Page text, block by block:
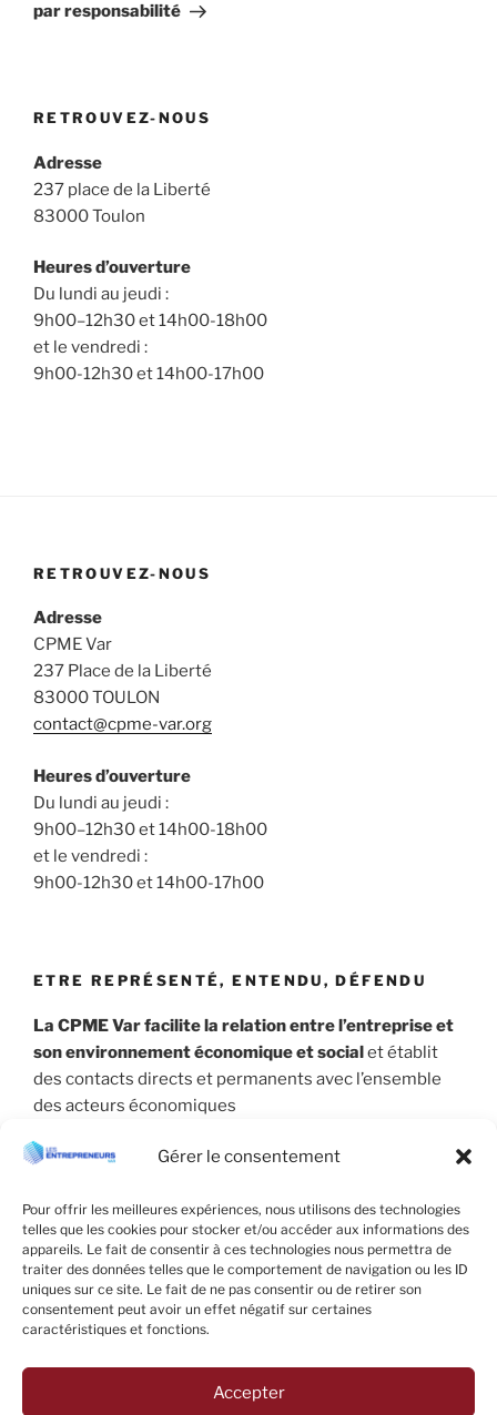
Gérer le consentement
Pour offrir les meilleures expériences, nous utilisons des technologies
telles que les cookies pour stocker et/ou accéder aux informations des
appareils. Le fait de consentir à ces technologies nous permettra de
traiter des données telles que le comportement de navigation ou les ID
uniques sur ce site. Le fait de ne pas consentir ou de retirer son
consentement peut avoir un effet négatif sur certaines
caractéristiques et fonctions.
Accepter
par responsabilité
RETROUVEZ-NOUS
Adresse
237 place de la Liberté
83000 Toulon
Heures d’ouverture
Du lundi au jeudi :
9h00–12h30 et 14h00-18h00
et le vendredi :
9h00-12h30 et 14h00-17h00
RETROUVEZ-NOUS
Adresse
CPME Var
237 Place de la Liberté
83000 TOULON
contact@cpme-var.org
Heures d’ouverture
Du lundi au jeudi :
9h00–12h30 et 14h00-18h00
et le vendredi :
9h00-12h30 et 14h00-17h00
ETRE REPRÉSENTÉ, ENTENDU, DÉFENDU
La CPME Var facilite la relation entre l’entreprise et
son environnement économique et socialet établit
des contacts directs et permanents avec l’ensemble
des acteurs économiques